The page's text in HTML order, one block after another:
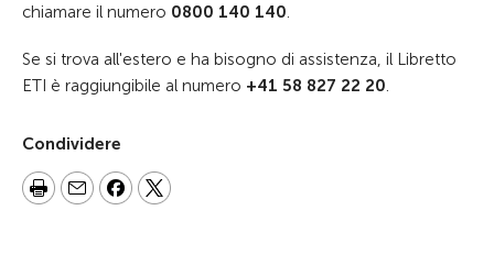
chiamare il numero 0800 140 140.
Se si trova all'estero e ha bisogno di assistenza, il Libretto
ETI è raggiungibile al numero +41 58 827 22 20.
Condividere